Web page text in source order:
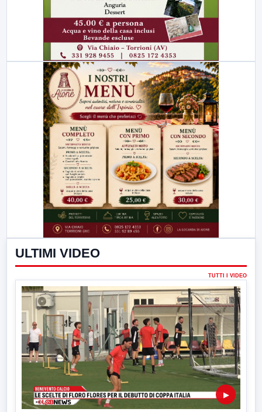
ULTIMI VIDEO
TUTTI I VIDEO
▶